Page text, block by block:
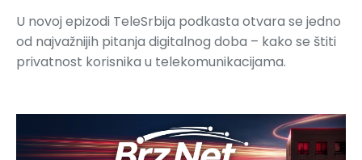
U novoj epizodi TeleSrbija podkasta otvara se jedno
od najvažnijih pitanja digitalnog doba – kako se štiti
privatnost korisnika u telekomunikacijama.